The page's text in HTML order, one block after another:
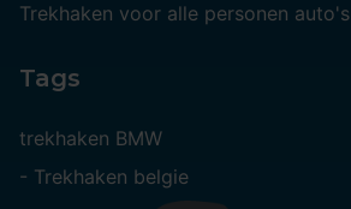
Trekhaken voor alle personen auto's
Tags
trekhaken BMW
- Trekhaken belgie